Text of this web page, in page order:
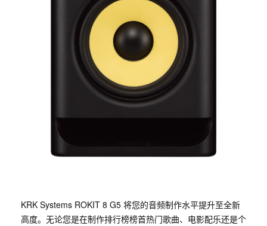
KRK Systems ROKIT 8 G5 将您的音频制作水平提升至全新
高度。无论您是在制作排行榜榜首热门歌曲、电影配乐还是个